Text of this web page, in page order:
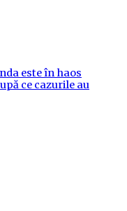
este în haos
ce cazurile au